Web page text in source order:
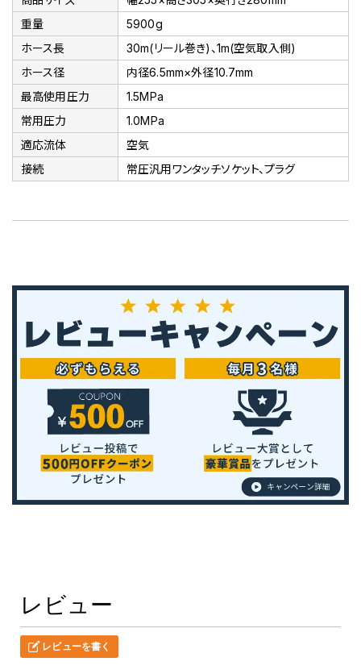
重量
5900g
ホース長
30m(リール巻き)、1m(空気取入側)
ホース径
内径6.5mm×外径10.7mm
最高使用圧力
1.5MPa
常用圧力
1.0MPa
適応流体
空気
接続
常圧汎用ワンタッチソケット、プラグ
レビュー
レビューを書く